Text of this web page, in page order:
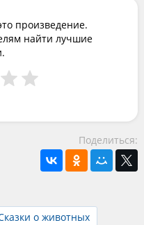
произведение.
найти лучшие
Поделиться:
о животных